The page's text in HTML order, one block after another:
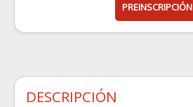
PREINSCRIPCIÓN
DESCRIPCIÓN